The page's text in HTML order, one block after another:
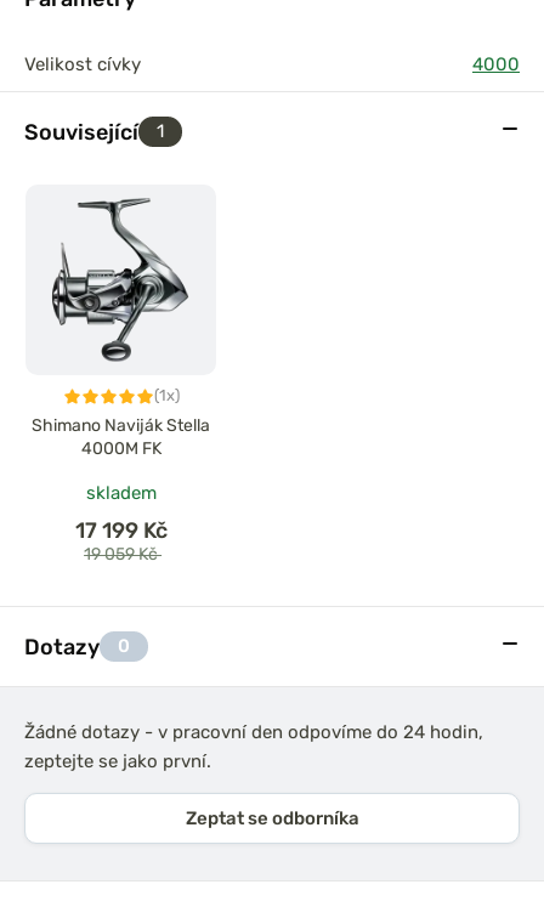
Velikost cívky 4000
Související 1
(1x)
Shimano Naviják Stella
4000M FK
skladem
17 199 Kč
19 059 Kč
Dotazy 0
Žádné dotazy - v pracovní den odpovíme do 24 hodin,
zeptejte se jako první.
Zeptat se odborníka